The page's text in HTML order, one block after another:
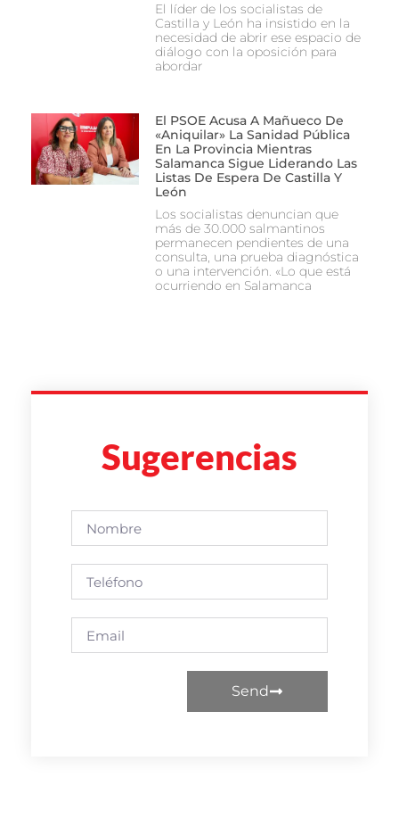
El líder de los socialistas de
Castilla y León ha insistido en la
necesidad de abrir ese espacio de
diálogo con la oposición para
abordar
El PSOE Acusa A Mañueco De
«aniquilar» La Sanidad Pública
En La Provincia Mientras
Salamanca Sigue Liderando Las
Listas De Espera De Castilla Y
León
Los socialistas denuncian que
más de 30.000 salmantinos
permanecen pendientes de una
consulta, una prueba diagnóstica
o una intervención. «Lo que está
ocurriendo en Salamanca
Sugerencias
Send